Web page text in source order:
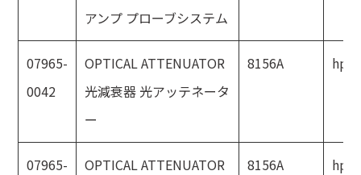
アンプ プローブシステム
07965-
0042
OPTICAL ATTENUATOR
光減衰器 光アッテネータ
ー
8156A hp
07965-
OPTICAL ATTENUATOR
8156A hp